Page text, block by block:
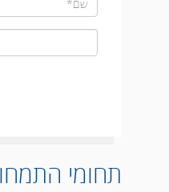
תחומי